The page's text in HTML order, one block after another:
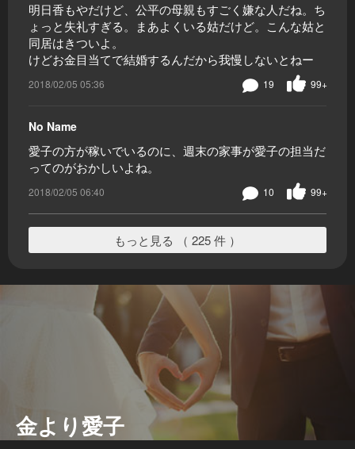
明日香もやだけど、公平の母親もすごく嫌な人だね。ち
ょっと失礼すぎる。まあよくいる姑だけど。こんな姑と
同居はきついよ。
けどお金目当てで結婚するんだから我慢しないとねー
2018/02/05 05:36 99+
19
No Name
愛子の方が稼いでいるのに、週末の家事が愛子の担当だ
ってのがおかしいよね。
2018/02/05 06:40 99+
10
もっと見る （ 225 件 ）
金より愛子